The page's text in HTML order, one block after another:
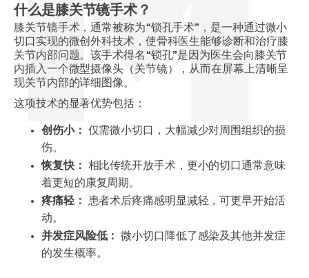
什么是膝关节镜手术？
膝关节镜手术，通常被称为“锁孔手术”，是一种通过微小
切口实现的微创外科技术，使骨科医生能够诊断和治疗膝
关节内部问题。该手术得名“锁孔”是因为医生会向膝关节
内插入一个微型摄像头（关节镜），从而在屏幕上清晰呈
现关节内部的详细图像。
这项技术的显著优势包括：
创伤小：
仅需微小切口，大幅减少对周围组织的损
伤。
恢复快：
相比传统开放手术，更小的切口通常意味
着更短的康复周期。
疼痛轻：
患者术后疼痛感明显减轻，可更早开始活
动。
并发症风险低：
微小切口降低了感染及其他并发症
的发生概率。